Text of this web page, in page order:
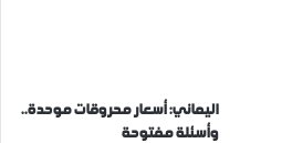
اليماني: أسعار محروقات موحدة..
وأسئلة مفتوحة